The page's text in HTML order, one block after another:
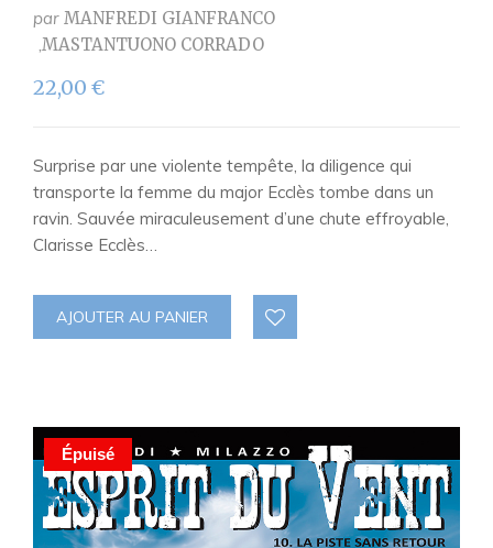
par MANFREDI GIANFRANCO
MASTANTUONO CORRADO
22,00 €
Surprise par une violente tempête, la diligence qui
transporte la femme du major Ecclès tombe dans un
ravin. Sauvée miraculeusement d’une chute effroyable,
Clarisse Ecclès…
AJOUTER AU PANIER
Épuisé